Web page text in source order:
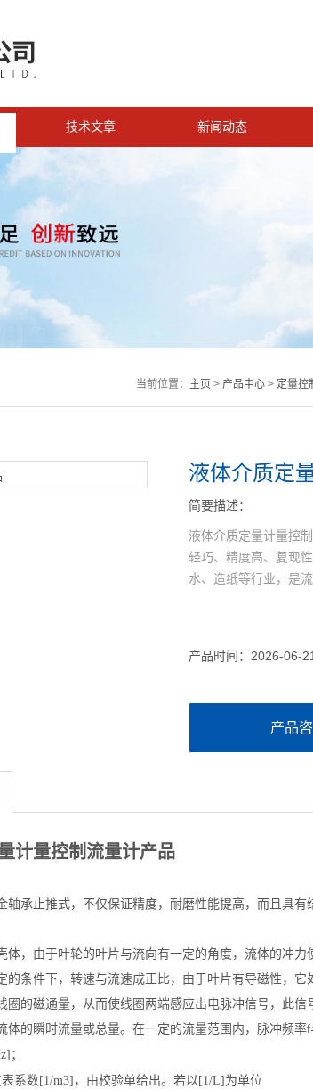
技术文章 新闻动态
当前位置： 主页 > 产品中心> 定量控
液体介质定
简要描述：
液体介质定量计量控
轻巧、精度高、复现
水、造纸等行业，是
产品时间：2026-06-
产品
计量控制流量计产品
轴承止推式，不仅保证精度，耐磨性能提高，而且具有
体，由于叶轮的叶片与流向有一定的角度，流体的冲
的条件下，转速与流速成正比，由于叶片有导磁性，
圈的磁通量，从而使线圈两端感应出电脉冲信号，此
体的瞬时流量或总量。在一定的流量范围内，脉冲频
；
系数[1/m3]，由校验单给出。若以[1/L]为单位